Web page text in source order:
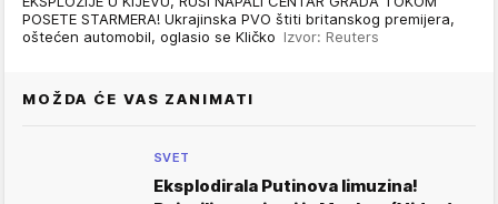
POSETE STARMERA! Ukrajinska PVO štiti britanskog premijera,
oštećen automobil, oglasio se Kličko Izvor: Reuters
MOŽDA ĆE VAS ZANIMATI
SVET
Eksplodirala Putinova limuzina!